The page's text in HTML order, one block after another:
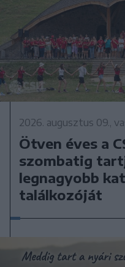
2026. augusztus 09.,
Ötven éves a
szombatig
legnagyobb
találkozóját